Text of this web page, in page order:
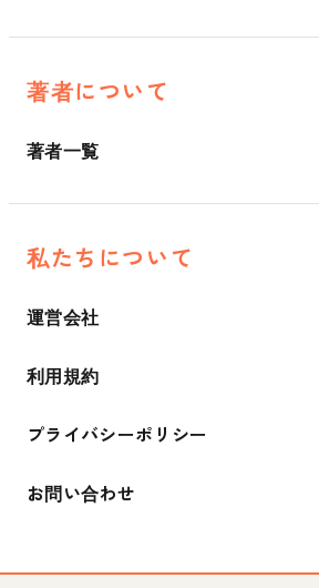
著者について
著者一覧
私たちについて
運営会社
利用規約
プライバシーポリシー
お問い合わせ